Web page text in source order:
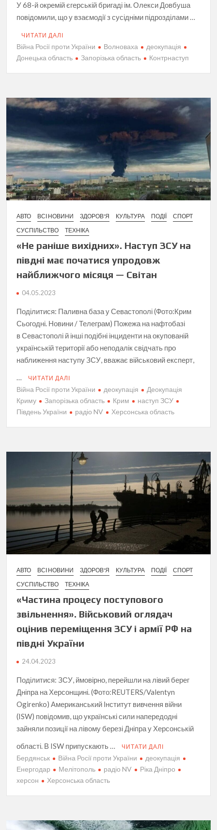
У 68-й окремій єгерській бригаді ім. Олекси Довбуша
повідомили, що у взаємодії з сусідніми підрозділами …
ЧИТАТИ ДАЛІ
Війна Росії проти України Волноваха
деокупація
Донецька область
Запорізька область Контрнаступ
АВТО ВСІ НОВИНИ ЗДОРОВ'Я КУЛЬТУРА ПОДІЇ
СПОРТ
СУСПІЛЬСТВО
ТЕХНІКА
«Не раніше вихідних». Наступ ЗСУ на
півдні має початися упродовж
найближчого місяця — Світан
04.05.2023
Поділитися: Паливна база у Севастополі (Фото:Крим
Сьогодні. Новини / Телеграм) Пожежа на нафтобазі
в Севастополі й інші подібні інциденти на окупованій
українській території або неподалік свідчать про
наближення наступу ЗСУ, вважає військовий експерт,
…
ЧИТАТИ ДАЛІ
Війна Росії проти України деокупація
Деокупація
Криму
Запорізька область Крим
наступ ЗСУ
Південь України
радіо NV Херсонська область
АВТО ВСІ НОВИНИ ЗДОРОВ'Я КУЛЬТУРА ПОДІЇ
СПОРТ
СУСПІЛЬСТВО
ТЕХНІКА
«Частина процесу поступового
звільнення». Військовий оглядач
оцінив переміщення ЗСУ і армії РФ на
півдні України
24.04.2023
Поділитися: ЗСУ, ймовірно, перейшли на лівий берег
Дніпра на Херсонщині. (Фото:REUTERS/Valentyn
Ogirenko) Американський Інститут вивчення війни
(ISW) повідомив, що українські сили напередодні
зайняли позиції на лівому березі Дніпра у Херсонській
області. В ISW припускають …
ЧИТАТИ ДАЛІ
Бердянськ Війна Росії проти України
деокупація
Енергодар
Мелітополь радіо NV
Ріка Дніпро
херсон
Херсонська область